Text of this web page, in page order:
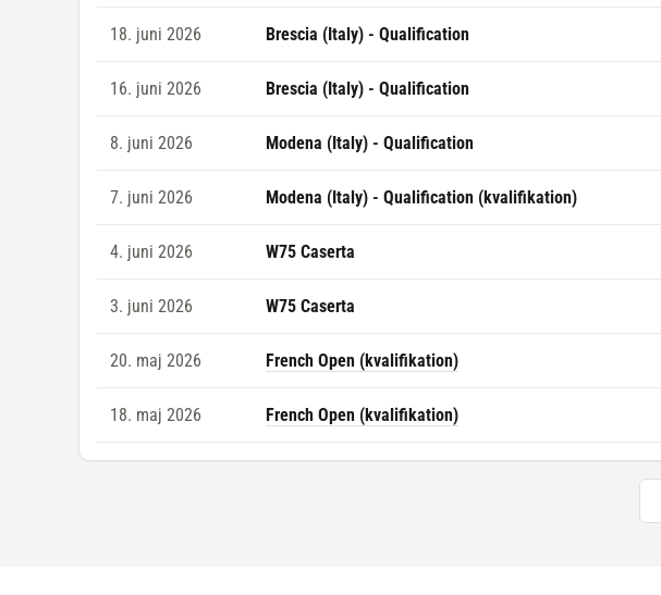
18. juni 2026 Brescia (Italy) - Qualification
16. juni 2026 Brescia (Italy) - Qualification
8. juni 2026 Modena (Italy) - Qualification
7. juni 2026 Modena (Italy) - Qualification (kvalifikation)
4. juni 2026 W75 Caserta
3. juni 2026 W75 Caserta
20. maj 2026 French Open (kvalifikation)
18. maj 2026 French Open (kvalifikation)